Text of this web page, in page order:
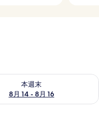
本週末
8月 14 - 8月 16
(8月 14 - 8月 16) 的供應情況